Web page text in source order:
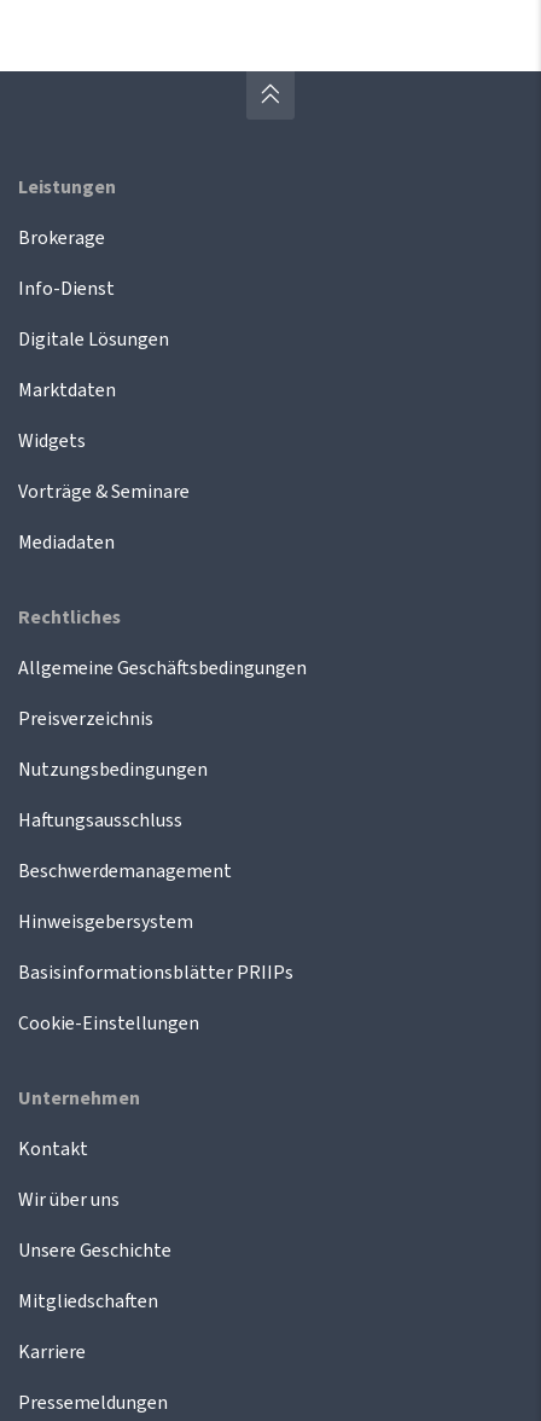
Leistungen
Brokerage
Info-Dienst
Digitale Lösungen
Marktdaten
Widgets
Vorträge & Seminare
Mediadaten
Rechtliches
Allgemeine Geschäftsbedingungen
Preisverzeichnis
Nutzungsbedingungen
Haftungsausschluss
Beschwerdemanagement
Hinweisgebersystem
Basisinformationsblätter PRIIPs
Cookie-Einstellungen
Unternehmen
Kontakt
Wir über uns
Unsere Geschichte
Mitgliedschaften
Karriere
Pressemeldungen